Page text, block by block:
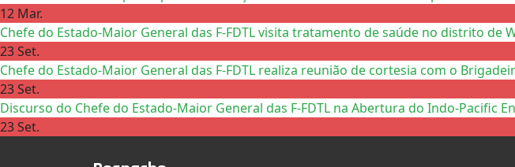
12 Mar.
Chefe do Estado-Maior General das F-FDTL visita tratamento de saúde no distrito de
23 Set.
Chefe do Estado-Maior General das F-FDTL realiza reunião de cortesia com o
23 Set.
Discurso do Chefe do Estado-Maior General das F-FDTL na Abertura do Indo-Pacific
23 Set.